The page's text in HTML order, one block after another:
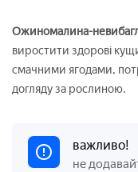
Ожиномалина-
виростити здорові
смачними ягодами,
догляду за рослиною.
важливо!
не